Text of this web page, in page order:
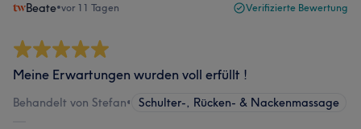
Beate•vor 11 Tagen Verifizierte Bewertung
Meine Erwartungen wurden voll erfüllt !
Behandelt von Stefan• Schulter-, Rücken- & Nackenmassage